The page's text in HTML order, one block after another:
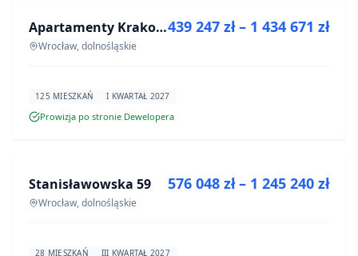
INWESTYCJA Apartamenty Krakowska 6
Wrocław, dolnośląskie
439 247 zł – 1 434 671 zł
125 MIESZKAŃ I KWARTAŁ 2027
Prowizja po stronie Dewelopera
INWESTYCJA
Stanisławowska 59
Wrocław, dolnośląskie
576 048 zł – 1 245 240 zł
28 MIESZKAŃ III KWARTAŁ 2027